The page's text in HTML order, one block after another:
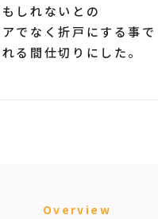
しれないとの
でなく折戸にする事で
る間仕切りにした。
Overview